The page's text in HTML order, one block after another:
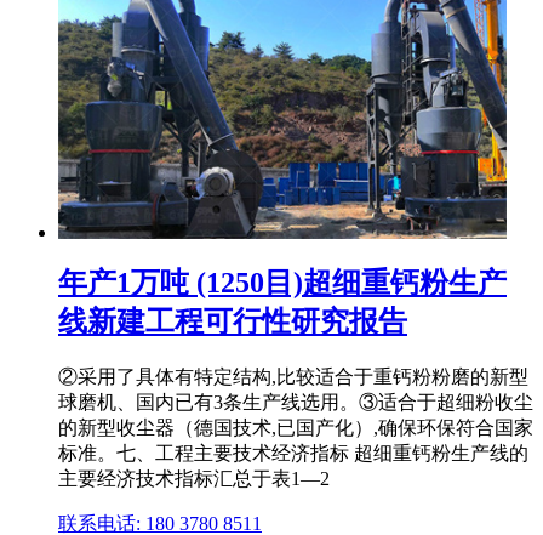
年产1万吨 (1250目)超细重钙粉生产
线新建工程可行性研究报告
②采用了具体有特定结构,比较适合于重钙粉粉磨的新型
球磨机、国内已有3条生产线选用。③适合于超细粉收尘
的新型收尘器（德国技术,已国产化）,确保环保符合国家
标准。七、工程主要技术经济指标 超细重钙粉生产线的
主要经济技术指标汇总于表1—2
联系电话: 180 3780 8511